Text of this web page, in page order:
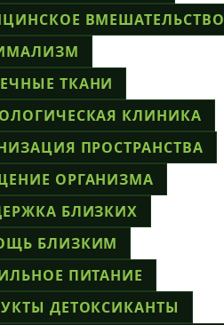
ВМЕШАТЕЛЬСТВО
ТКАНИ
КЛИНИКА
ПРОСТРАНСТВА
ОРГАНИЗМА
БЛИЗКИХ
БЛИЗКИМ
ПИТАНИЕ
ДЕТОКСИКАНТЫ